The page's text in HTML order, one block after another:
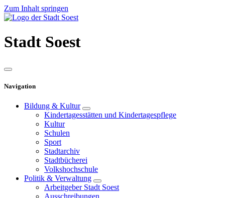
Zum Inhalt springen
Stadt Soest
Navigation
Bildung & Kultur
Kindertagesstätten und Kindertagespflege
Kultur
Schulen
Sport
Stadtarchiv
Stadtbücherei
Volkshochschule
Politik & Verwaltung
Arbeitgeber Stadt Soest